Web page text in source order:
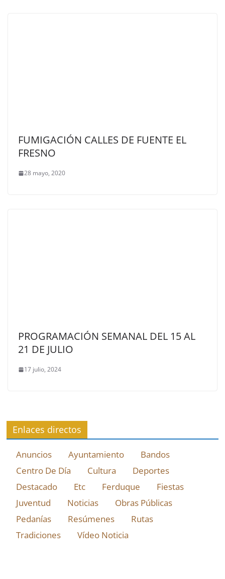
FUMIGACIÓN CALLES DE FUENTE EL
FRESNO
28 mayo, 2020
PROGRAMACIÓN SEMANAL DEL 15 AL
21 DE JULIO
17 julio, 2024
Enlaces directos
Anuncios Ayuntamiento
Bandos
Centro De Día
Cultura
Deportes
Destacado
Etc Ferduque
Fiestas
Juventud
Noticias
Obras Públicas
Pedanías
Resúmenes
Rutas
Tradiciones
Vídeo Noticia